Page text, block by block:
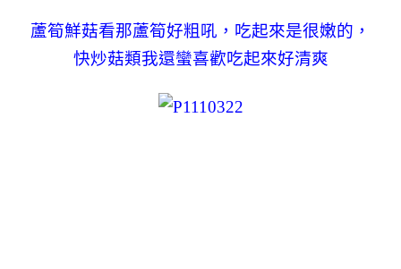
蘆筍鮮菇看那蘆筍好粗吼，吃起來是很嫩的，
快炒菇類我還蠻喜歡吃起來好清爽